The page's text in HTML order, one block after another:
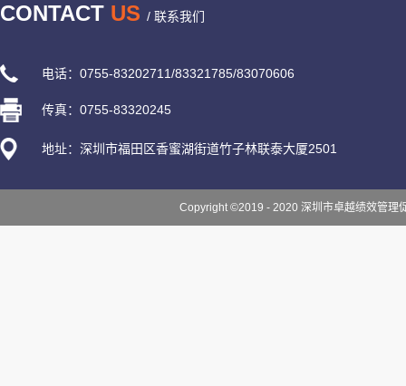
CONTACT US / 联系我们
电话：0755-83202711/83321785/83070606
传真：0755-83320245
地址：深圳市福田区香蜜湖街道竹子林联泰大厦2501
Copyright ©2019 - 2020 深圳市卓越绩效管理